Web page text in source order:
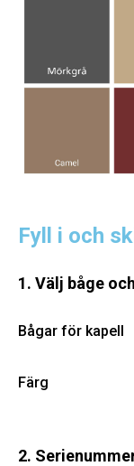
Fyll i och
1. Välj båge
Bågar för kapell
Färg
2.